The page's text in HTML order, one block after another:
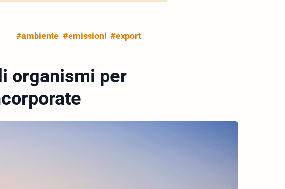
#ambiente #emissioni #export
organismi per